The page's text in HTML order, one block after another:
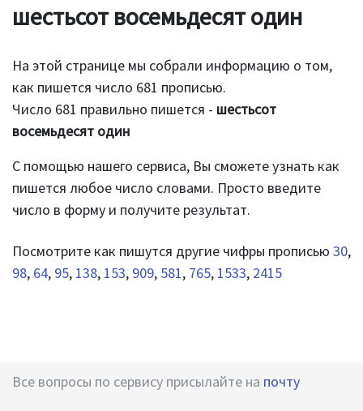
шестьсот восемьдесят один
На этой странице мы собрали информацию о том,
как пишется число 681 прописью.
Число 681 правильно пишется - шестьсот
восемьдесят один
С помощью нашего сервиса, Вы сможете узнать как
пишется любое число словами. Просто введите
число в форму и получите результат.
Посмотрите как пишутся другие чифры прописью 30,
98, 64, 95, 138, 153, 909, 581, 765, 1533, 2415
Все вопросы по сервису присылайте на почту